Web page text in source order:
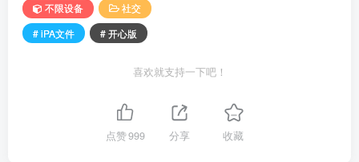
不限设备
社交
# iPA文件
# 开心版
喜欢就支持一下吧！
点赞999 分享 收藏